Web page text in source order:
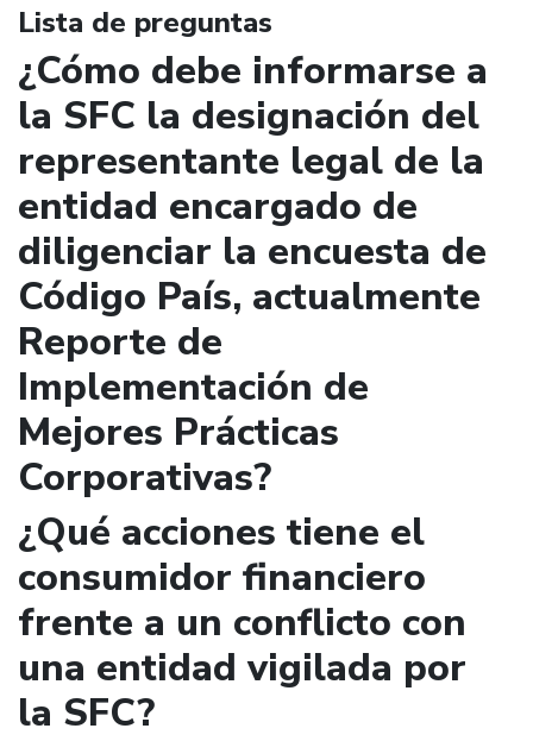
Lista de preguntas
¿Cómo debe informarse a
la SFC la designación del
representante legal de la
entidad encargado de
diligenciar la encuesta de
Código País, actualmente
Reporte de
Implementación de
Mejores Prácticas
Corporativas?
¿Qué acciones tiene el
consumidor financiero
frente a un conflicto con
una entidad vigilada por
la SFC?